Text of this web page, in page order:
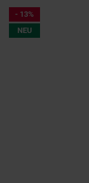
- 13%
NEU